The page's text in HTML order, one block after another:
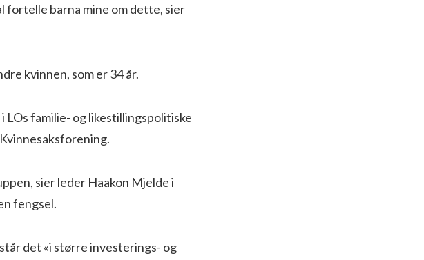
fortelle barna mine om dette, sier
kvinnen, som er 34 år.
LOs familie- og likestillingspolitiske
sier leder Haakon Mjelde i
fengsel.
det «i større investerings- og